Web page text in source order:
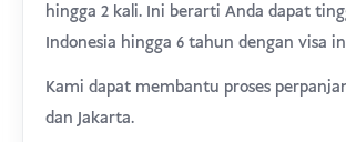
hingga 2 kali. Ini berarti Anda dapat
Indonesia hingga 6 tahun dengan visa
Kami dapat membantu proses
dan Jakarta.